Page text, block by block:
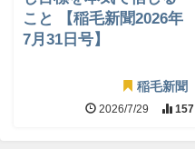
こと 【稲毛新聞2026年
7月31日号】
稲毛新聞
2026/7/29 157